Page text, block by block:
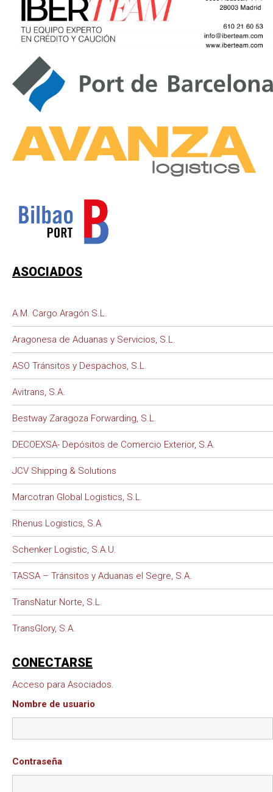
ASOCIADOS
A.M. Cargo Aragón S.L.
Aragonesa de Aduanas y Servicios, S.L.
ASO Tránsitos y Despachos, S.L.
Avitrans, S.A.
Bestway Zaragoza Forwarding, S.L.
DECOEXSA- Depósitos de Comercio Exterior, S.A.
JCV Shipping & Solutions
Marcotran Global Logistics, S.L.
Rhenus Logistics, S.A.
Schenker Logistic, S.A.U.
TASSA – Tránsitos y Aduanas el Segre, S.A.
TransNatur Norte, S.L.
TransGlory, S.A.
CONECTARSE
Acceso para Asociados.
Nombre de usuario
Contraseña